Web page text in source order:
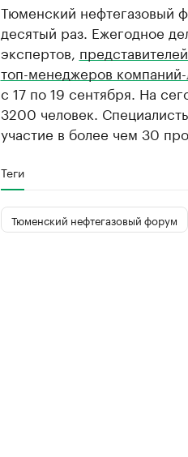
Тюменский нефтегазовый
десятый раз. Ежегодное
экспертов,
топ-менеджеров
с 17 по 19 сентября. На
3200 человек.
участие в более чем 30
Теги
Тюменский нефтегазовый форум